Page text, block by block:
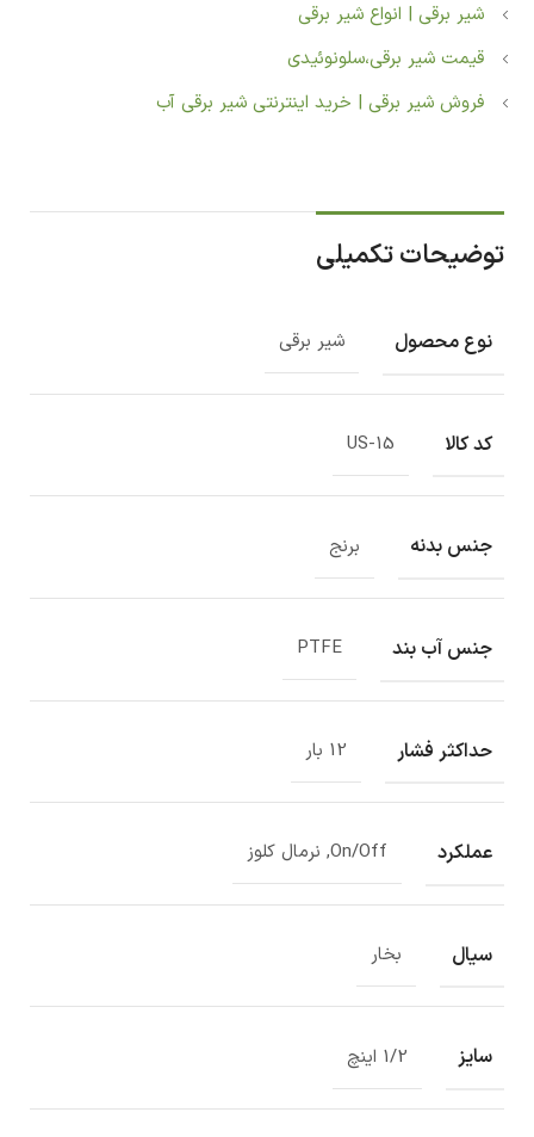
شیر برقی | انواع شیر برقی
قیمت شیر برقی،سلونوئیدی‏
فروش شیر برقی | خرید اینترنتی شیر برقی آب
توضیحات تکمیلی
نوع محصول شیر برقی
کد کالا US-15
جنس بدنه برنج
جنس آب بند PTFE
حداکثر فشار 12 بار
عملکرد On/Off, نرمال کلوز
سیال بخار
سایز 1/2 اینچ